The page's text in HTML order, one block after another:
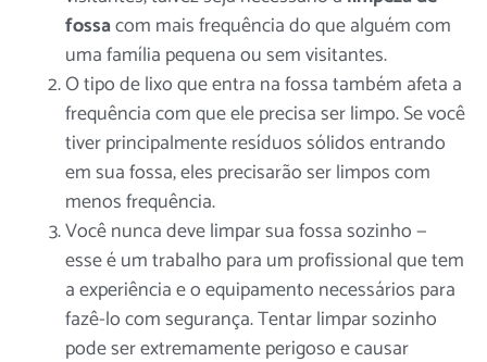
fossacom mais frequência do que alguém com
uma família pequena ou sem visitantes.
O tipo de lixo que entra na fossa também afeta a
frequência com que ele precisa ser limpo. Se você
tiver principalmente resíduos sólidos entrando
em sua fossa, eles precisarão ser limpos com
menos frequência.
Você nunca deve limpar sua fossa sozinho —
esse é um trabalho para um profissionalque tem
a experiência e o equipamento necessários para
fazê-lo com segurança. Tentar limpar sozinho
pode ser extremamente perigoso e causar